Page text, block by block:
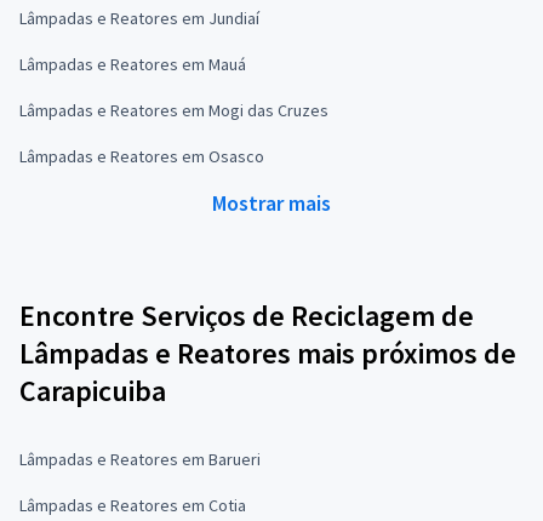
Lâmpadas e Reatores em Jundiaí
Lâmpadas e Reatores em Mauá
Lâmpadas e Reatores em Mogi das Cruzes
Lâmpadas e Reatores em Osasco
Mostrar mais
Encontre Serviços de Reciclagem de
Lâmpadas e Reatores mais próximos de
Carapicuiba
Lâmpadas e Reatores em Barueri
Lâmpadas e Reatores em Cotia